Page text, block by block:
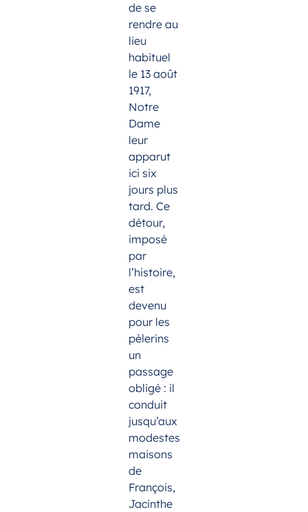
de se
rendre au
lieu
habituel
le 13 août
1917,
Notre
Dame
leur
apparut
ici six
jours plus
tard. Ce
détour,
imposé
par
l’histoire,
est
devenu
pour les
pèlerins
un
passage
obligé : il
conduit
jusqu’aux
modestes
maisons
de
François,
Jacinthe